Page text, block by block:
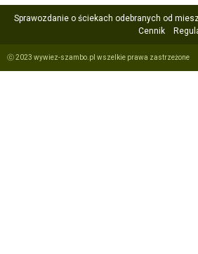
Sprawozdanie o ściekach odebranych od
Cennik
ⓒ 2023 wywiez-szambo.pl wszelkie prawa zastrzeżone